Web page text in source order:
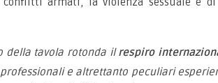
della tavola rotonda ilrespiro
e altrettanto peculiari